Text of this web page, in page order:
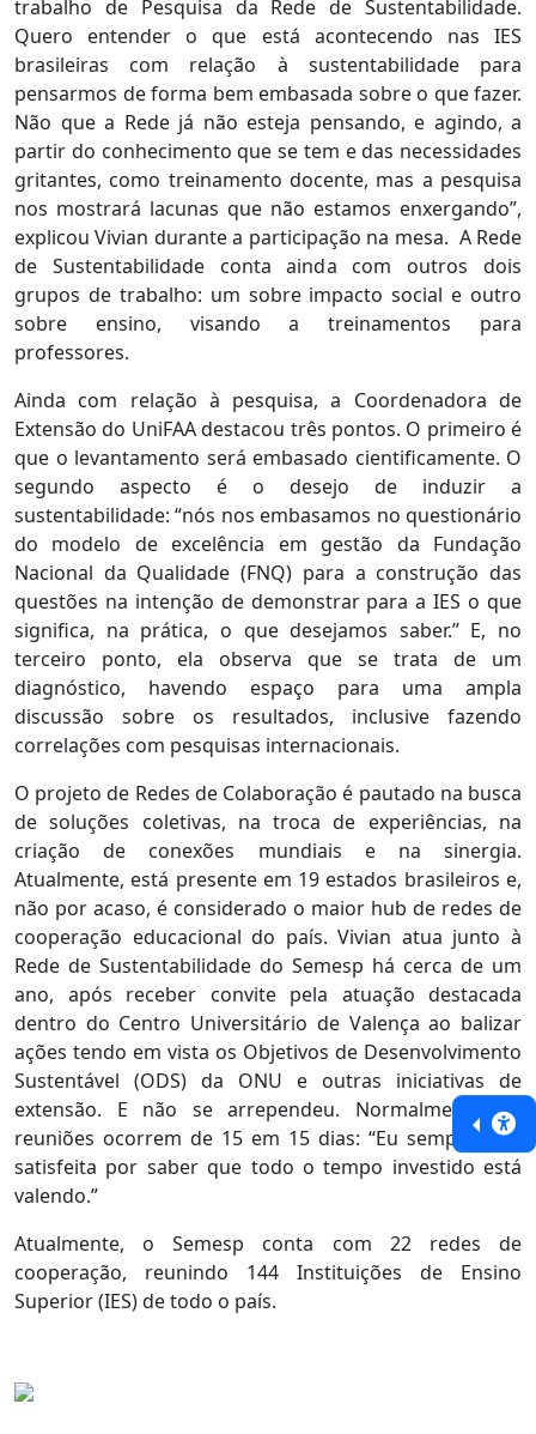
trabalho de Pesquisa da Rede de Sustentabilidade.
Quero entender o que está acontecendo nas IES
brasileiras com relação à sustentabilidade para
pensarmos de forma bem embasada sobre o que fazer.
Não que a Rede já não esteja pensando, e agindo, a
partir do conhecimento que se tem e das necessidades
gritantes, como treinamento docente, mas a pesquisa
nos mostrará lacunas que não estamos enxergando”,
explicou Vivian durante a participação na mesa. A Rede
de Sustentabilidade conta ainda com outros dois
grupos de trabalho: um sobre impacto social e outro
sobre ensino, visando a treinamentos para
professores.
Ainda com relação à pesquisa, a Coordenadora de
Extensão do UniFAA destacou três pontos. O primeiro é
que o levantamento será embasado cientificamente. O
segundo aspecto é o desejo de induzir a
sustentabilidade: “nós nos embasamos no questionário
do modelo de excelência em gestão da Fundação
Nacional da Qualidade (FNQ) para a construção das
questões na intenção de demonstrar para a IES o que
significa, na prática, o que desejamos saber.” E, no
terceiro ponto, ela observa que se trata de um
diagnóstico, havendo espaço para uma ampla
discussão sobre os resultados, inclusive fazendo
correlações com pesquisas internacionais.
O projeto de Redes de Colaboração é pautado na busca
de soluções coletivas, na troca de experiências, na
criação de conexões mundiais e na sinergia.
Atualmente, está presente em 19 estados brasileiros e,
não por acaso, é considerado o maior hub de redes de
cooperação educacional do país. Vivian atua junto à
Rede de Sustentabilidade do Semesp há cerca de um
ano, após receber convite pela atuação destacada
dentro do Centro Universitário de Valença ao balizar
ações tendo em vista os Objetivos de Desenvolvimento
Sustentável (ODS) da ONU e outras iniciativas de
extensão. E não se arrependeu. Normalmente, as
reuniões ocorrem de 15 em 15 dias: “Eu sempre saio
satisfeita por saber que todo o tempo investido está
valendo.”
Atualmente, o Semesp conta com 22 redes de
cooperação, reunindo 144 Instituições de Ensino
Superior (IES) de todo o país.